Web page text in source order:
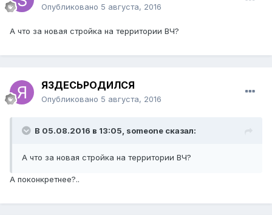
Опубликовано 5 августа, 2016
А что за новая стройка на территории ВЧ?
ЯЗДЕСЬРОДИЛСЯ
Опубликовано 5 августа, 2016
В 05.08.2016 в 13:05, someone сказал:
А что за новая стройка на территории ВЧ?
А поконкретнее?..